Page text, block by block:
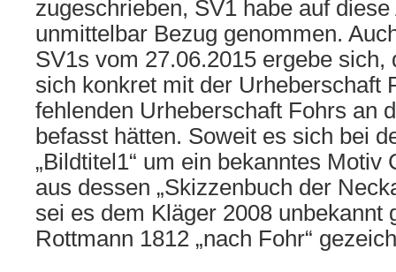
zugeschrieben, SV1 habe auf
unmittelbar Bezug genommen.
SV1s vom 27.06.2015 ergebe sich,
sich konkret mit der Urheberschaft
fehlenden Urheberschaft Fohrs an
befasst hätten. Soweit es sich bei
„Bildtitel1“ um ein bekanntes Motiv
aus dessen „Skizzenbuch der
sei es dem Kläger 2008 unbekannt
Rottmann 1812 „nach Fohr“